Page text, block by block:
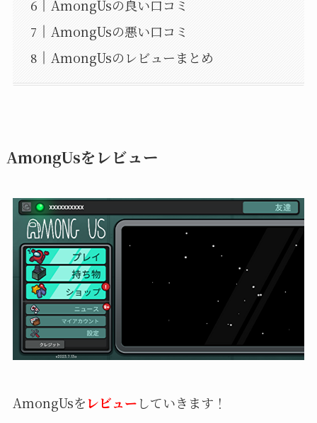
AmongUsの良い口コミ
AmongUsの悪い口コミ
AmongUsのレビューまとめ
AmongUsをレビュー
AmongUsをレビューしていきます！